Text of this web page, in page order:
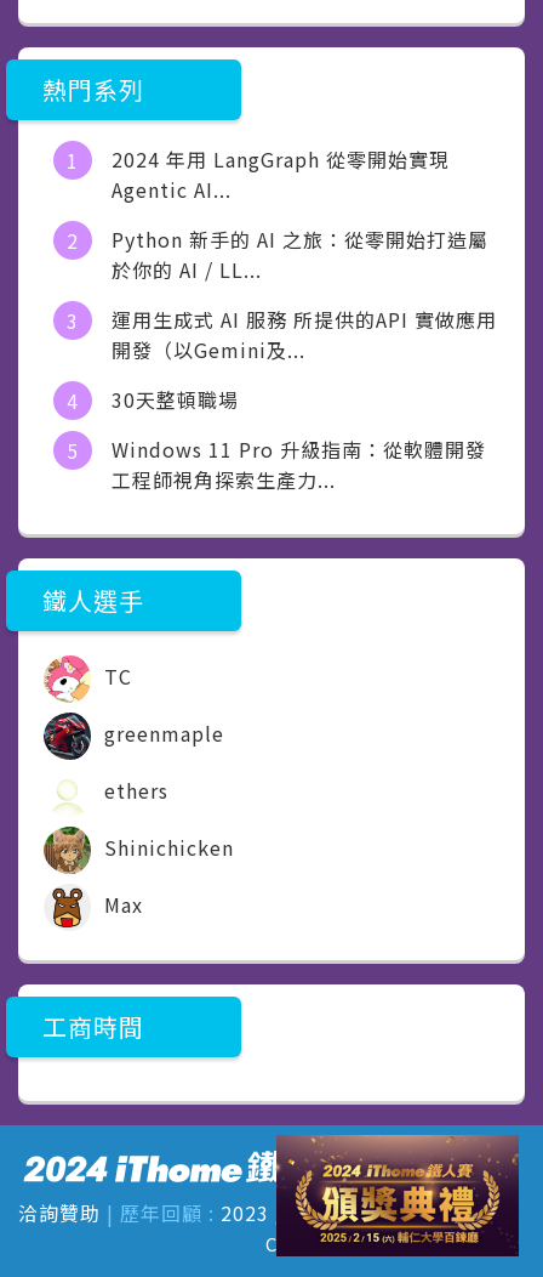
熱門系列
2024 年用 LangGraph 從零開始實現
Agentic AI...
Python 新手的 AI 之旅：從零開始打造屬
於你的 AI / LL...
運用生成式 AI 服務 所提供的API 實做應用
開發（以Gemini及...
30天整頓職場
Windows 11 Pro 升級指南：從軟體開發
工程師視角探索生產力...
鐵人選手
TC
greenmaple
ethers
Shinichicken
Max
工商時間
洽詢贊助 | 歷年回顧 : 2023 2022/2021
Copyright © iThome